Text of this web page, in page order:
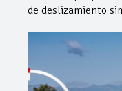
de deslizamiento